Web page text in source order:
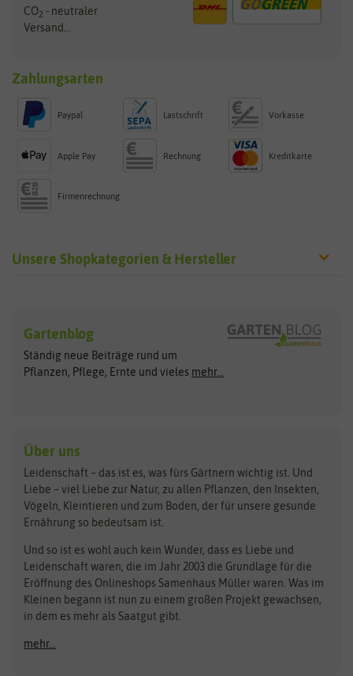
CO2 - neutraler
Versand...
Zahlungsarten
Paypal Lastschrift Vorkasse
Apple Pay Rechnung Kreditkarte
Firmenrechnung
Unsere Shopkategorien & Hersteller
Exotische Samen
Gemüsesamen
Gründünger
Kräutersamen
Obstsamen
Pilzbrut
Rasensamen
Steckzwiebeln
Zimmer & Kübelpflanzen
Kataloge
Schnäppchen
Anzucht & Gartenzubehör
Anzuchtschalen
Arche Noah
ASB Greenworld
Benary
Bingenheimer Saatgut
BioBalu
Bionana
BIOWOL
Blumicorn
Bûten Birds
Clever Pots
COMPO
Dürr-Samen
elho
Feldsaaten Freudenberger
Fertil
Flora Elite
Gartenblog
Ständig neue Beiträge rund um
Pflanzen, Pflege, Ernte und vieles mehr...
Über uns
Leidenschaft – das ist es, was fürs Gärtnern wichtig ist. Und
Liebe – viel Liebe zur Natur, zu allen Pflanzen, den Insekten,
Vögeln, Kleintieren und zum Boden, der für unsere gesunde
Ernährung so bedeutsam ist.
Und so ist es wohl auch kein Wunder, dass es Liebe und
Leidenschaft waren, die im Jahr 2003 die Grundlage für die
Eröffnung des Onlineshops Samenhaus Müller waren. Was im
Kleinen begann ist nun zu einem großen Projekt gewachsen,
in dem es mehr als Saatgut gibt.
mehr...